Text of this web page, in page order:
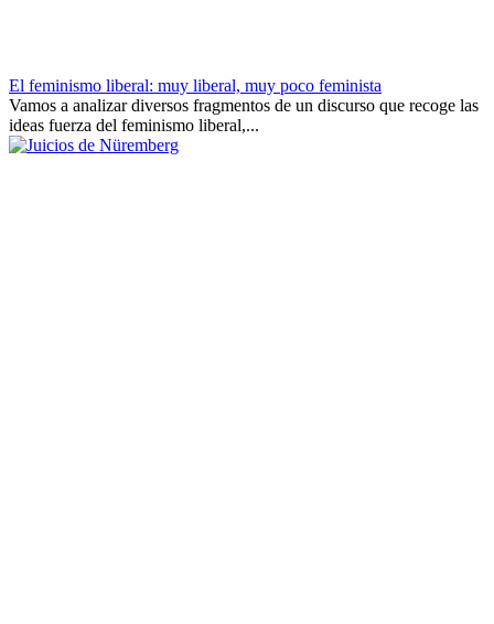
El feminismo liberal: muy liberal, muy poco feminista
Vamos a analizar diversos fragmentos de un discurso que recoge las
ideas fuerza del feminismo liberal,...